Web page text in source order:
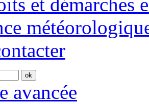
et démarches
avancée